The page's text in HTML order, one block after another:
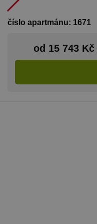
číslo apartmánu: 1671
od 15 743 Kč